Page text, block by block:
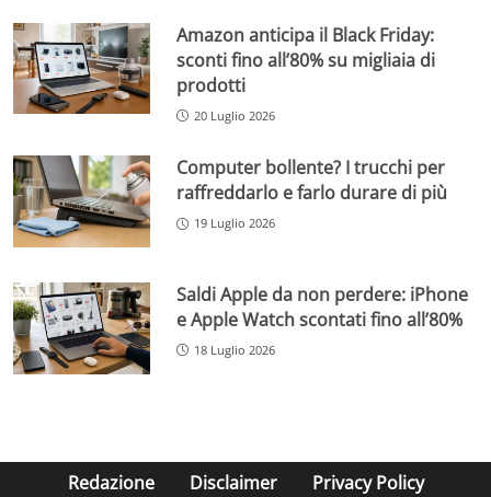
Amazon anticipa il Black Friday:
sconti fino all’80% su migliaia di
prodotti
20 Luglio 2026
Computer bollente? I trucchi per
raffreddarlo e farlo durare di più
19 Luglio 2026
Saldi Apple da non perdere: iPhone
e Apple Watch scontati fino all’80%
18 Luglio 2026
Redazione Disclaimer Privacy Policy